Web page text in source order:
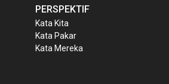
PERSPEKTIF
Kata Kita
Kata Pakar
Kata Mereka